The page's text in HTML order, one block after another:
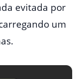
evitada por
um